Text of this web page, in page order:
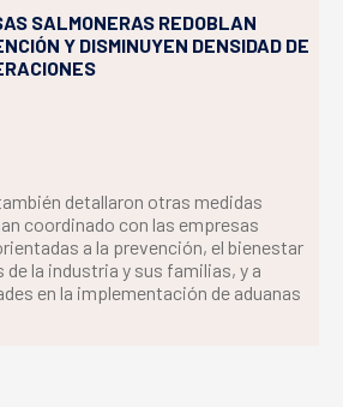
SALMONERAS REDOBLAN
Y DISMINUYEN DENSIDAD DE
detallaron otras medidas
coordinado con las empresas
a la prevención, el bienestar
de la industria y sus familias, y a
en la implementación de aduanas